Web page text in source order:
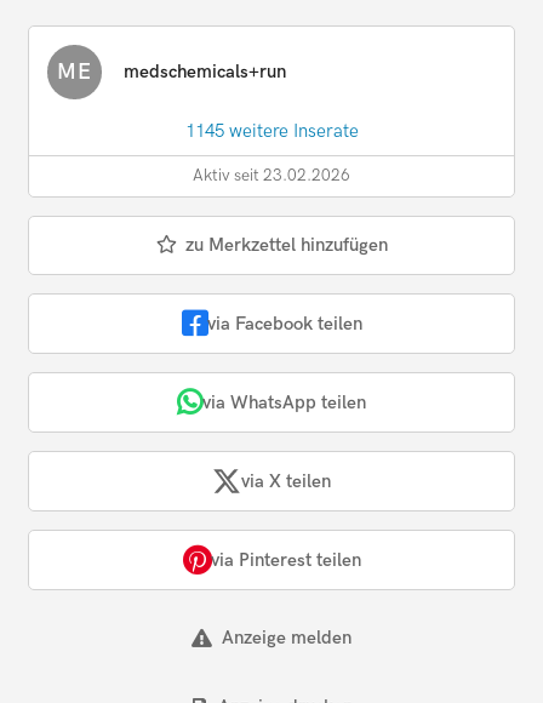
ME medschemicals+run
1145 weitere Inserate
Aktiv seit 23.02.2026
zu Merkzettel hinzufügen
via Facebook teilen
via WhatsApp teilen
via X teilen
via Pinterest teilen
Anzeige melden